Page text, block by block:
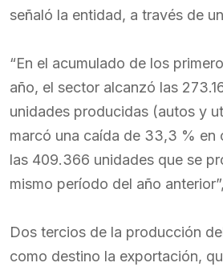
señaló la entidad, a través de
“En el acumulado de los
año, el sector alcanzó las
unidades producidas (autos y
marcó una caída de 33,3 % en
las 409.366 unidades que se
mismo período del año
Dos tercios de la producción
como destino la exportación,